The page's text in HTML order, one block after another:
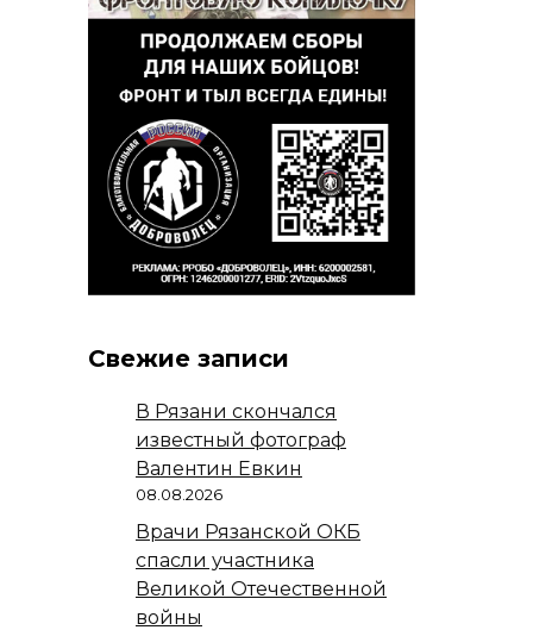
Свежие записи
В Рязани скончался
известный фотограф
Валентин Евкин
08.08.2026
Врачи Рязанской ОКБ
спасли участника
Великой Отечественной
войны